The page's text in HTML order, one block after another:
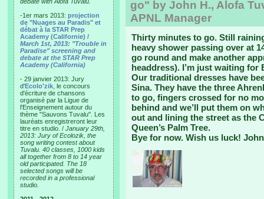
-1er mars 2013: projection
de "Nuages au Paradis" et
débat à la STAR Prep
Academy (Californie) /
March 1st, 2013: "Trouble in
Paradise" screening and
debate at the STAR Prep
Academy (California)
- 29 janvier 2013: Jury
d'Ecolo'zik , le concours
d'écriture de chansons
organisé par la Ligue de
l'Enseignement autour du
thème "Sauvons Tuvalu". Les
lauréats enregistreront leur
titre en studio. / January 29th,
2013: Jury of Ecolozik, the
song writing contest about
Tuvalu. 40 classes, 1000 kids
all together from 8 to 14 year
old participated. The 18
selected songs will be
recorded in a professional
studio.
go" by John H., Alofa
APNL Manager
Thirty minutes to go. Still
heavy shower passing over at
go round and make another
headdress). I’m just waiting
Our traditional dresses have
Sina. They have the three
to go, fingers crossed for no
behind and we’ll put them on
out and lining the street as the
Queen’s Palm Tree.
Bye for now. Wish us luck!